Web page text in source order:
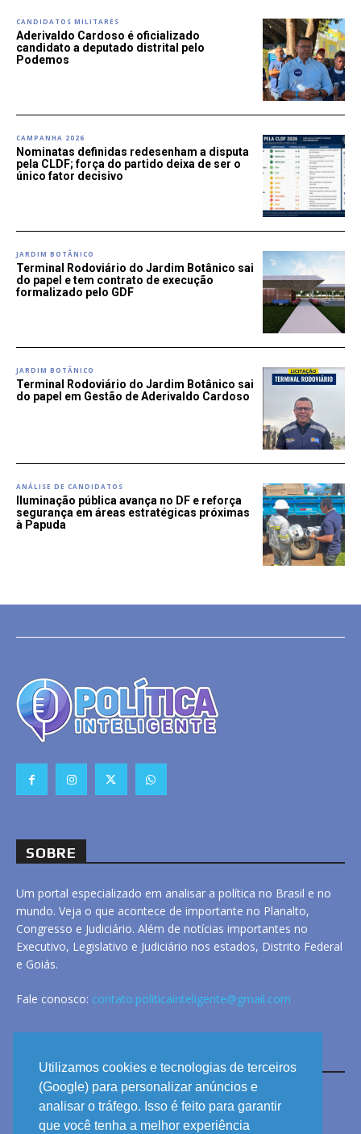
Utilizamos cookies e tecnologias de terceiros
(Google) para personalizar anúncios e
analisar o tráfego. Isso é feito para garantir
que você tenha a melhor experiência
CANDIDATOS MILITARES
Aderivaldo Cardoso é oficializado
candidato a deputado distrital pelo
Podemos
CAMPANHA 2026
Nominatas definidas redesenham a disputa
pela CLDF; força do partido deixa de ser o
único fator decisivo
JARDIM BOTÂNICO
Terminal Rodoviário do Jardim Botânico sai
do papel e tem contrato de execução
formalizado pelo GDF
JARDIM BOTÂNICO
Terminal Rodoviário do Jardim Botânico sai
do papel em Gestão de Aderivaldo Cardoso
ANÁLISE DE CANDIDATOS
Iluminação pública avança no DF e reforça
segurança em áreas estratégicas próximas
à Papuda
SOBRE
Um portal especializado em analisar a política no Brasil e no
mundo. Veja o que acontece de importante no Planalto,
Congresso e Judiciário. Além de notícias importantes no
Executivo, Legislativo e Judiciário nos estados, Distrito Federal
e Goiás.
Fale conosco: contato.politicainteligente@gmail.com
LINKS
ANUNCIE